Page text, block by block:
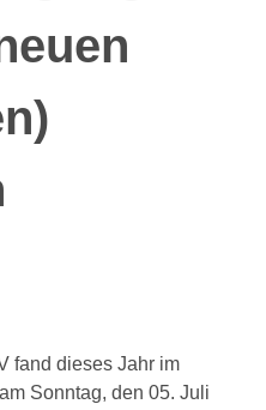
fand dieses Jahr im
Sonntag, den 05. Juli